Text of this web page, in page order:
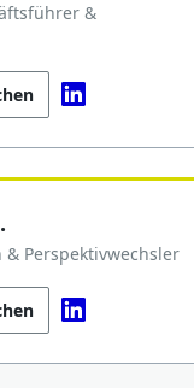
&
& Perspektivwechsler